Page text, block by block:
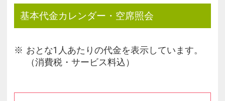
基本代金カレンダー・空席照会
おとな1人あたりの代金を表示しています。
（消費税・サービス料込）